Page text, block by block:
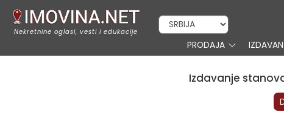
Nekretnine oglasi, vesti i edukacije
PRODAJA
Izdavanje